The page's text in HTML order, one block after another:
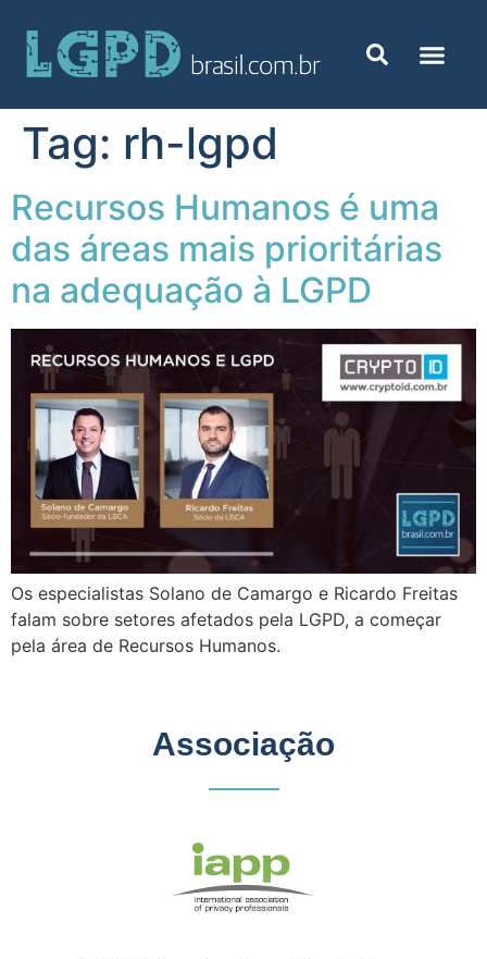
Tag: rh-lgpd
Recursos Humanos é uma
das áreas mais prioritárias
na adequação à LGPD
Os especialistas Solano de Camargo e Ricardo Freitas
falam sobre setores afetados pela LGPD, a começar
pela área de Recursos Humanos.
Associação